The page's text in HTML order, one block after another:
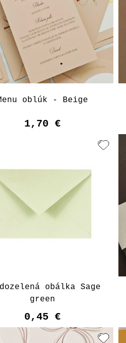
oblúk - Beige
1,70 €
obálka Sage
green
0,45 €